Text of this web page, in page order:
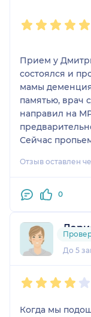
Прием у
состоялся и
мамы
памятью, врач
направил на
Сейчас
повторный
Отзыв оставлен
0
3
До 5
Когда мы